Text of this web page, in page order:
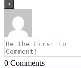
0 Comments